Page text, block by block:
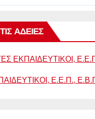
ΑΔΕΙΕΣ
ΕΚΠΑΙΔΕΥΤΙΚΟΙ,
Ε.Ε.Π.,